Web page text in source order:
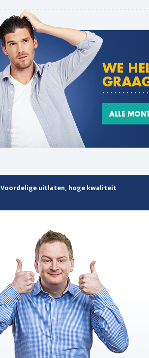
Voordelige uitlaten, hoge kwaliteit